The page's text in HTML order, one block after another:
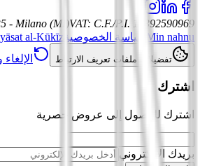
- Milano (MI)VAT: C.F./P.I. 12392590969
Min nahnu
سياسة الخصوصية al-Kūkīz
تفضيلات ملفات تعريف الارتباط
اشترك
اشترك للوصول إلى عروض حصرية
بريدك الإلكتروني